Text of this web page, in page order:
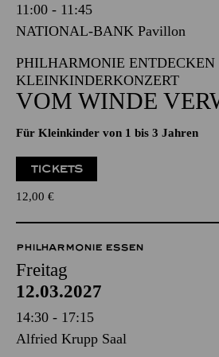
Freitag
12.03.2027
11:00 - 11:45
NATIONAL-BANK Pavillon
PHILHARMONIE ENTDECKEN ·
KLEINKINDERKONZERT
Für Kleinkinder von 1 bis 3 Jahren
12,00€
PHILHARMONIE ESSEN
Freitag
12.03.2027